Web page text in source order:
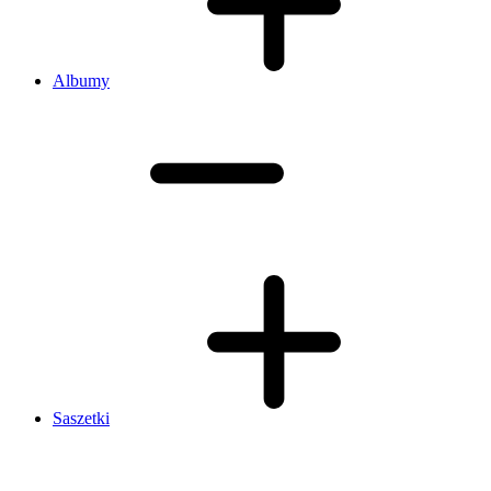
Albumy
Saszetki